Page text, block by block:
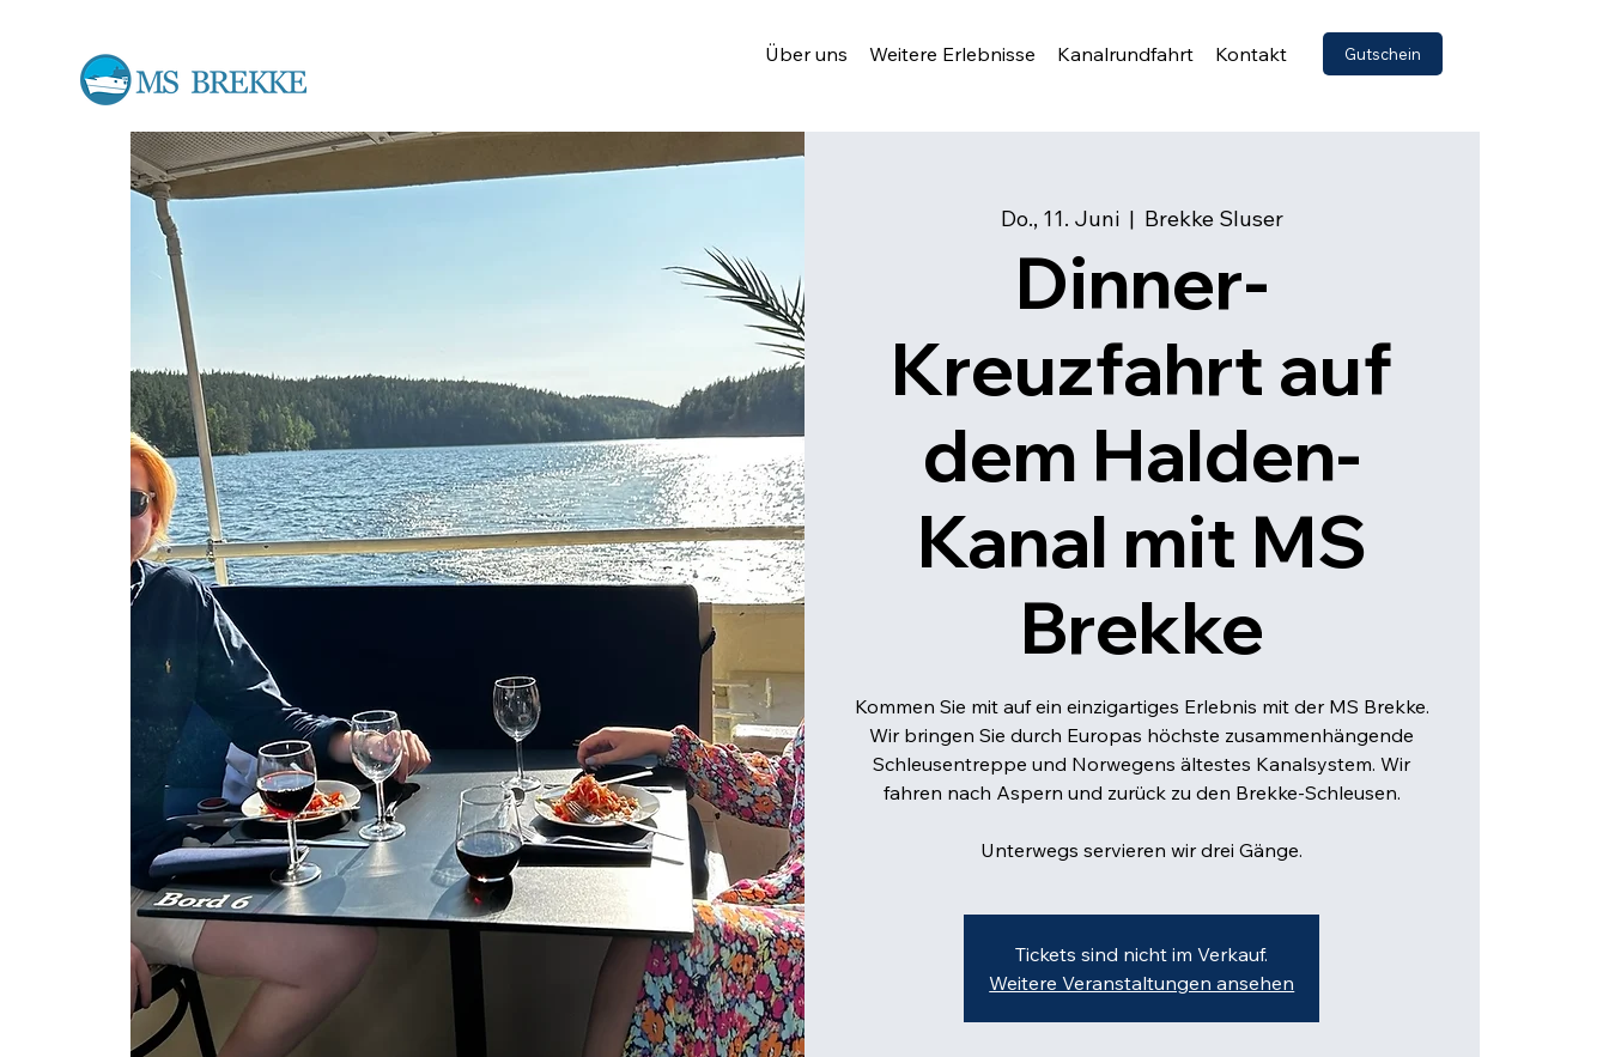
Do., 11. Juni
  |
Brekke Sluser
Dinner-
Kreuzfahrt auf
dem Halden-
Kanal mit MS
Brekke
Kommen Sie mit auf ein einzigartiges Erlebnis mit der MS Brekke.
Wir bringen Sie durch Europas höchste zusammenhängende
Schleusentreppe und Norwegens ältestes Kanalsystem. Wir
fahren nach Aspern und zurück zu den Brekke-Schleusen.
Unterwegs servieren wir drei Gänge.
Tickets sind nicht im Verkauf.
Weitere Veranstaltungen ansehen
Über uns Weitere Erlebnisse Kanalrundfahrt Kontakt Gutschein